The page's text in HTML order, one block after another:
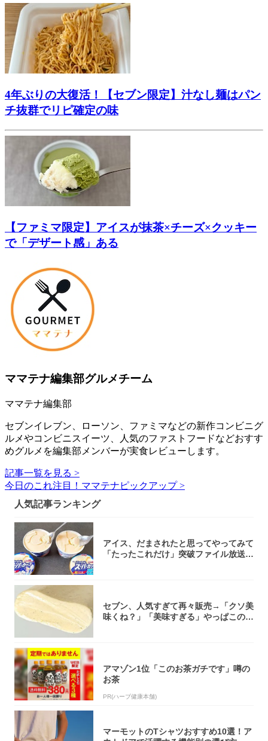
4年ぶりの大復活！【セブン限定】汁なし麺はパン
チ抜群でリピ確定の味
【ファミマ限定】アイスが抹茶×チーズ×クッキー
で「デザート感」ある
ママテナ編集部グルメチーム
ママテナ編集部
セブンイレブン、ローソン、ファミマなどの新作コンビニグ
ルメやコンビニスイーツ、人気のファストフードなどおすす
めグルメを編集部メンバーが実食レビューします。
記事一覧を見る >
今日のこれ注目！ママテナピックアップ >
人気記事ランキング
アイス、だまされたと思ってやってみて
「たったこれだけ」突破ファイル放送で
セブン、人気すぎて再々販売→「クソ美
味くね？」「美味すぎる」やっぱこのク
アマゾン1位「このお茶ガチです」噂の
お茶
PR(ハーブ健康本舗)
マーモットのTシャツおすすめ10選！ア